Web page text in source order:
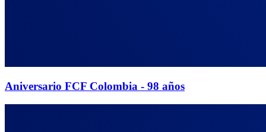
Aniversario FCF Colombia - 98 años